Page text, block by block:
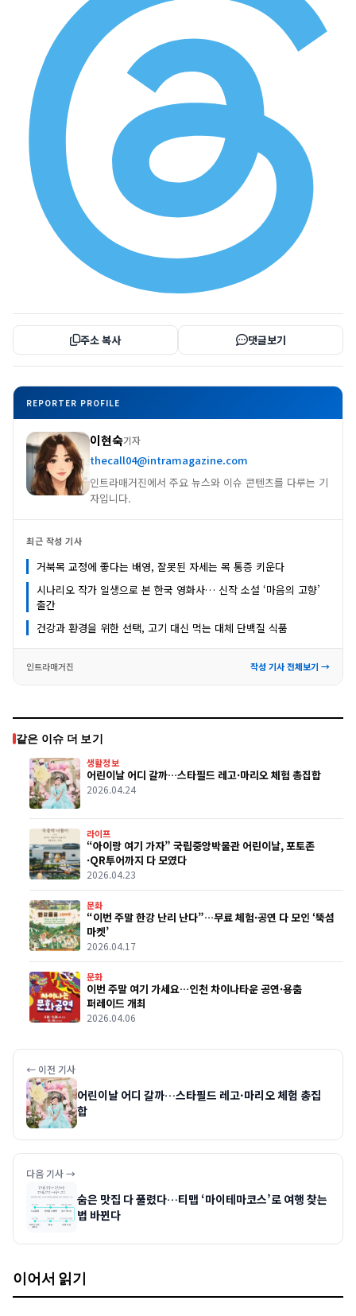
주소 복사 댓글보기
REPORTER PROFILE
이현숙기자
thecall04@intramagazine.com
인트라매거진에서 주요 뉴스와 이슈 콘텐츠를 다루는 기
자입니다.
최근 작성 기사
거북목 교정에 좋다는 배영, 잘못된 자세는 목 통증 키운다
시나리오 작가 일생으로 본 한국 영화사… 신작 소설 ‘마음의 고향’
출간
건강과 환경을 위한 선택, 고기 대신 먹는 대체 단백질 식품
인트라매거진 작성 기사 전체보기 →
같은 이슈 더 보기
생활정보
어린이날 어디 갈까…스타필드 레고·마리오 체험 총집합
2026.04.24
라이프
“아이랑 여기 가자” 국립중앙박물관 어린이날, 포토존
·QR투어까지 다 모였다
2026.04.23
문화
“이번 주말 한강 난리 난다”…무료 체험·공연 다 모인 ‘뚝섬
마켓’
2026.04.17
문화
이번 주말 여기 가세요…인천 차이나타운 공연·용춤
퍼레이드 개최
2026.04.06
← 이전 기사
어린이날 어디 갈까…스타필드 레고·마리오 체험 총집
합
다음 기사 →
숨은 맛집 다 풀렸다…티맵 ‘마이테마코스’로 여행 찾는
법 바뀐다
이어서 읽기